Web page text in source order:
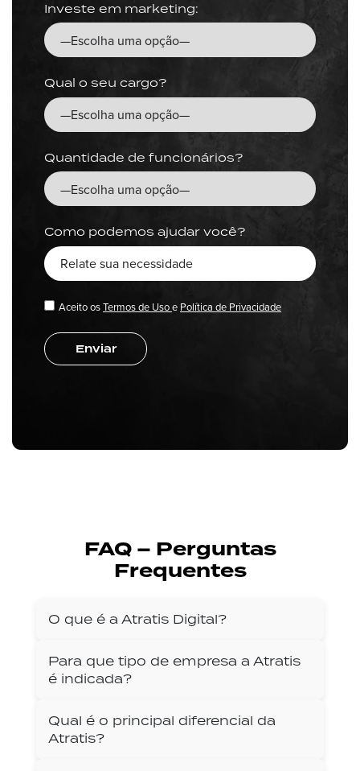
Investe em marketing:
Qual o seu cargo?
Quantidade de funcionários?
Como podemos ajudar você?
Aceito osTermos de Usoe Política de Privacidade
Enviar
FAQ – Perguntas
Frequentes
O que é a Atratis Digital?
Para que tipo de empresa a Atratis
é indicada?
Qual é o principal diferencial da
Atratis?